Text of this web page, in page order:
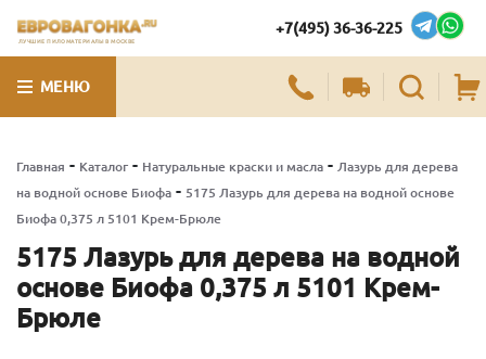
ЛУЧШИЕ ПИЛОМАТЕРИАЛЫ В МОСКВЕ
+7(495) 36-36-225
МЕНЮ
Главная - Каталог - Натуральные краски и масла - Лазурь для дерева
на водной основе Биофа - 5175 Лазурь для дерева на водной основе
Биофа 0,375 л 5101 Крем-Брюле
5175 Лазурь для дерева на водной
основе Биофа 0,375 л 5101 Крем-
Брюле